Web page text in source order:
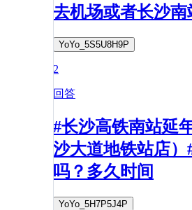
去机场或者长沙南
YoYo_5S5U8H9P
2
回答
#长沙高铁南站延
沙大道地铁站店
吗？多久时间
YoYo_5H7P5J4P